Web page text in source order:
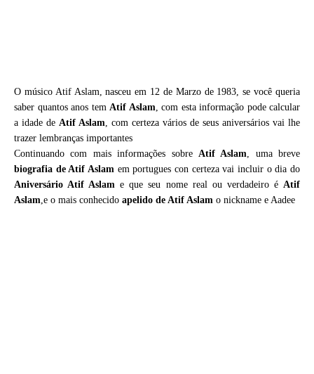
O músico Atif Aslam, nasceu em 12 de Marzo de 1983, se você queria
saber quantos anos tem Atif Aslam, com esta informação pode calcular
a idade de Atif Aslam, com certeza vários de seus aniversários vai lhe
trazer lembranças importantes
Continuando com mais informações sobre Atif Aslam, uma breve
biografia deAtif Aslam em portugues con certeza vai incluir o dia do
Aniversário Atif Aslam e que seu nome real ou verdadeiro éAtif
Aslam,e o mais conhecido apelido de Atif Aslam o nickname e Aadee